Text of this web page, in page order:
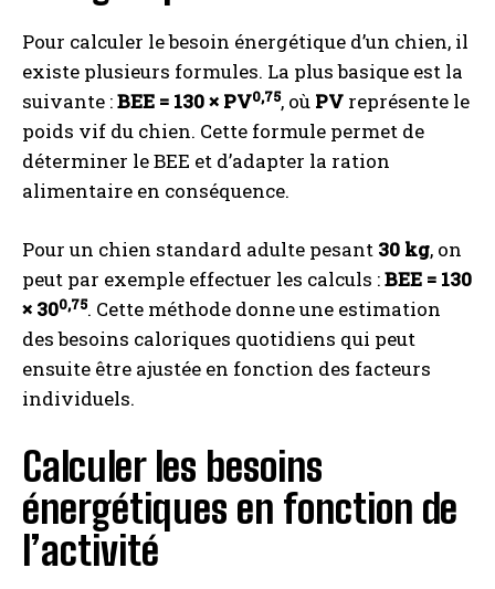
Pour calculer le besoin énergétique d’un chien, il
existe plusieurs formules. La plus basique est la
suivante :BEE = 130 × PV0,75, où PV représente le
poids vif du chien. Cette formule permet de
déterminer le BEE et d’adapter la ration
alimentaire en conséquence.
Pour un chien standard adulte pesant 30 kg, on
peut par exemple effectuer les calculs :BEE = 130
× 300,75. Cette méthode donne une estimation
des besoins caloriques quotidiens qui peut
ensuite être ajustée en fonction des facteurs
individuels.
Calculer les besoins
énergétiques en fonction de
l’activité